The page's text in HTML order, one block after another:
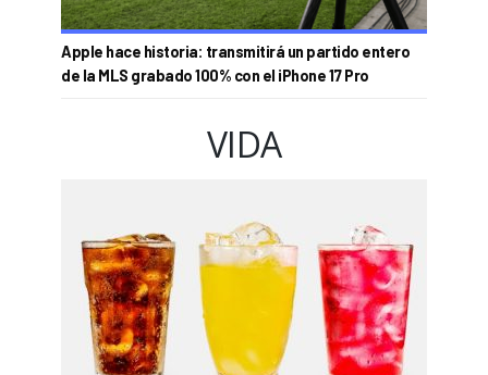
Apple hace historia: transmitirá un partido entero
de la MLS grabado 100% con el iPhone 17 Pro
VIDA